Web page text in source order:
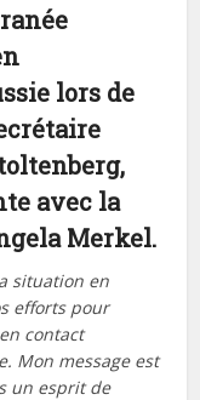
lors de
avec la
Merkel.
situation en
efforts pour
contact
Mon message est
un esprit de